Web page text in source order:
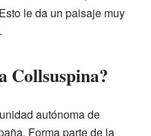
le da un paisaje muy
Collsuspina?
autónoma de
Forma parte de la